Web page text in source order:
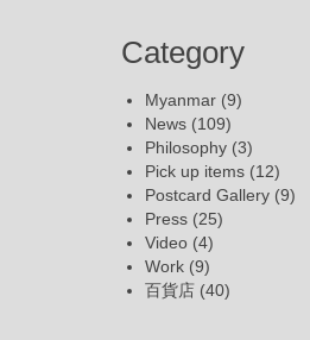
Category
Myanmar (9)
News (109)
Philosophy (3)
Pick up items (12)
Postcard Gallery (9)
Press (25)
Video (4)
Work (9)
百貨店 (40)